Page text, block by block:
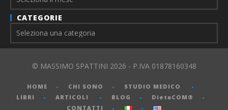
CATEGORIE
© MASSIMO SPATTINI 2026 - P.IVA 01878160348
HOME CHI SONO
STUDIO MEDICO
LIBRI
ARTICOLI BLOG
DietaCOM®
CONTATTI